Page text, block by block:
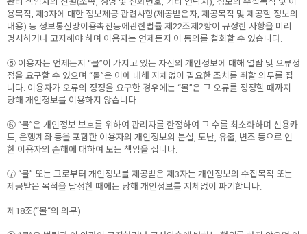
용목적, 제3자에 대한 정보제공 관련사항(제공받은자, 제공목적 및 제공할 정보의
내용) 등 정보통신망이용촉진등에관한법률 제22조제2항이 규정한 사항을 미리
명시하거나 고지해야 하며 이용자는 언제든지 이 동의를 철회할 수 있습니다.
⑤ 이용자는 언제든지 “몰”이 가지고 있는 자신의 개인정보에 대해 열람 및 오류정
정을 요구할 수 있으며 “몰”은 이에 대해 지체없이 필요한 조치를 취할 의무를 집
니다. 이용자가 오류의 정정을 요구한 경우에는 “몰”은 그 오류를 정정할 때까지
당해 개인정보를 이용하지 않습니다.
⑥ “몰”은 개인정보 보호를 위하여 관리자를 한정하여 그 수를 최소화하며 신용카
드, 은행계좌 등을 포함한 이용자의 개인정보의 분실, 도난, 유출, 변조 등으로 인
한 이용자의 손해에 대하여 모든 책임을 집니다.
⑦ “몰” 또는 그로부터 개인정보를 제공받은 제3자는 개인정보의 수집목적 또는
제공받은 목적을 달성한 때에는 당해 개인정보를 지체없이 파기합니다.
제18조(“몰“의 의무)